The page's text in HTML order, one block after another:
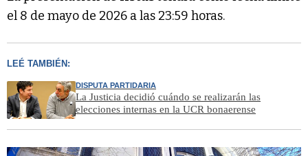
el 8 de mayo de 2026 a las 23:59 horas.
LEÉ TAMBIÉN:
DISPUTA PARTIDARIA
La Justicia decidió cuándo se realizarán las
elecciones internas en la UCR bonaerense